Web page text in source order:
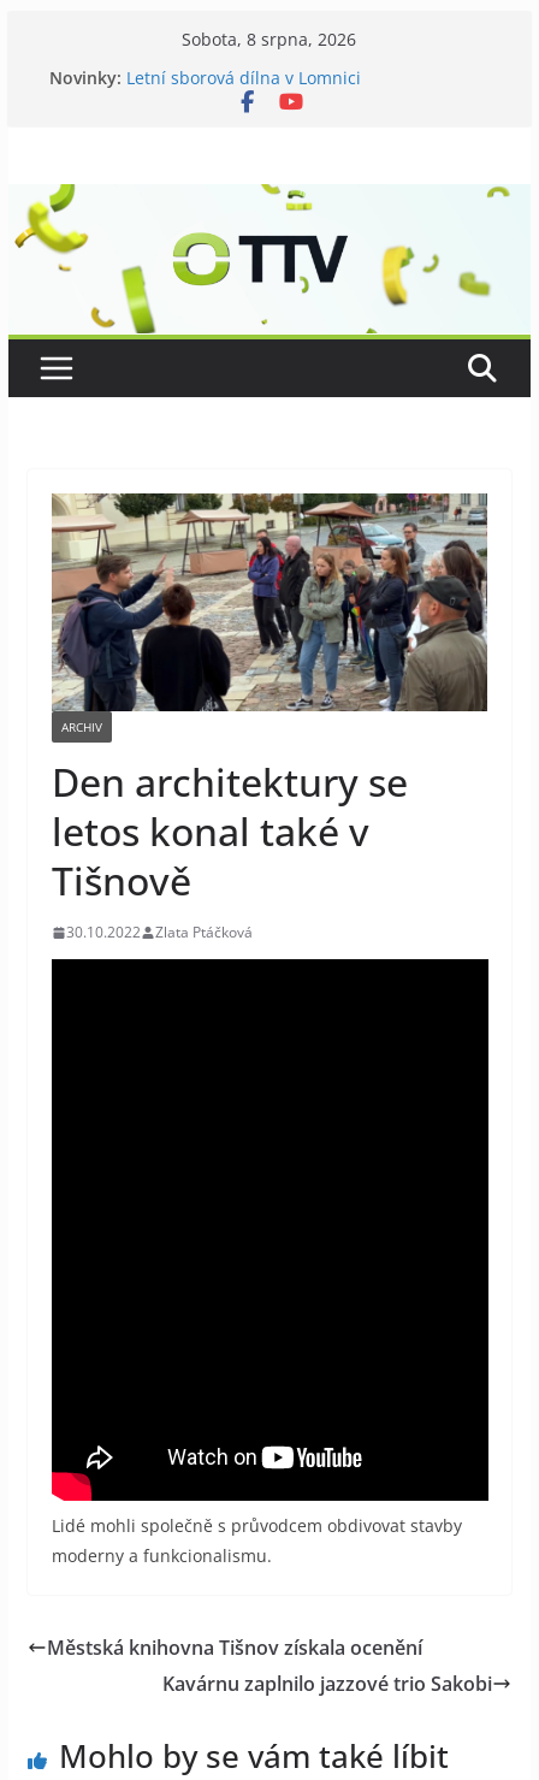
Sobota, 8 srpna, 2026
Novinky:
Galerii vládne Ticho Petra Nikla
Letní sborová dílna v Lomnici
Chovatelé si připomněli 120 let své existence
ARCHIV
Den architektury se
letos konal také v
Tišnově
30.10.2022 Zlata Ptáčková
Lidé mohli společně s průvodcem obdivovat stavby
moderny a funkcionalismu.
Městská knihovna Tišnov získala ocenění
Kavárnu zaplnilo jazzové trio Sakobi
Mohlo by se vám také líbit